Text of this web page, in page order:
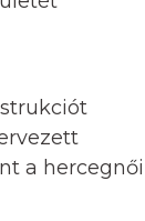
a hercegnői